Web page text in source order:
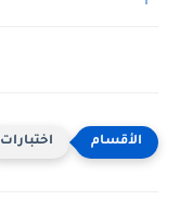
اختبارات